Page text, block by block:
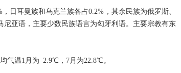
日耳曼族和乌克兰族各占0.2%，其余民族为俄罗斯、
亚语，主要少数民族语言为匈牙利语。主要宗教有东
气温1月为–2.9℃，7月为22.8℃。